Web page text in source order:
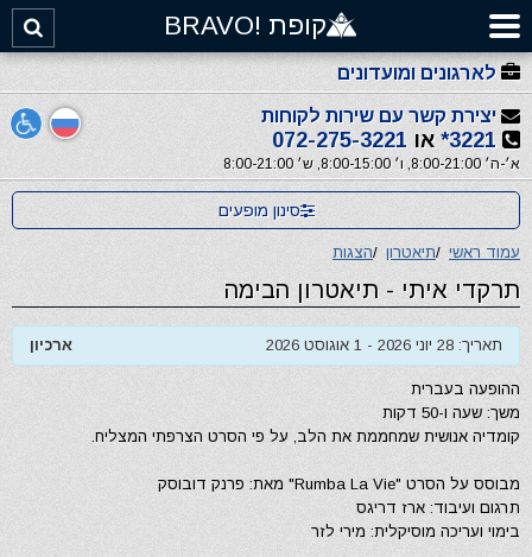
קופת !BRAVO
לארגונים ומועדונים
יצירת קשר עם שירות לקוחות
3221* או 072-275-3221
א׳-ה׳ 8:00-21:00, ו׳ 8:00-15:00, ש׳ 8:00-21:00
סינון מופעים
עמוד ראשי /תיאטרון /הצגות
תרקדי איתי - תיאטרון הבימה
ארכיון תאריך: 28 יוני 2026 - 1 אוגוסט 2026
ההופעה בעברית
משך: שעה ו-50 דקות
קומדיה אנושית שמחממת את הלב, על פי הסרט הצרפתי המצליח.
מבוסס על הסרט "Rumba La Vie" מאת: פרנק דובוסק
תרגום ועיבוד: ארז דריגס
בימוי ועריכה מוסיקלית: מירי לזר